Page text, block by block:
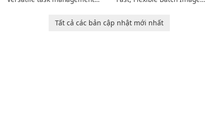
individuals and teams
macOS and Linux XnConvert
Tất cả các bản cập nhật mới nhất